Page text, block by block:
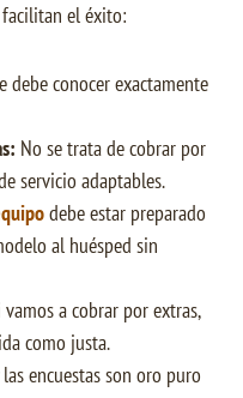
el éxito:
debe conocer exactamente
No se trata de cobrar por
servicio adaptables.
debe estar preparado
al huésped sin
vamos a cobrar por extras,
como justa.
las encuestas son oro puro